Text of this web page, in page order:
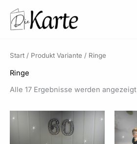
Inhalt
springen
Start / Produkt Variante / Ringe
Ringe
Alle 17 Ergebnisse werden angezeigt
Preisspanne:
2,95 €
bis
147,50 €